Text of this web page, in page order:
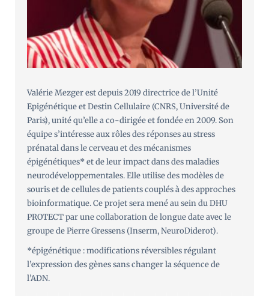
Valérie Mezger est depuis 2019 directrice de l’Unité
Epigénétique et Destin Cellulaire (CNRS, Université de
Paris), unité qu’elle a co-dirigée et fondée en 2009. Son
équipe s’intéresse aux rôles des réponses au stress
prénatal dans le cerveau et des mécanismes
épigénétiques* et de leur impact dans des maladies
neurodéveloppementales. Elle utilise des modèles de
souris et de cellules de patients couplés à des approches
bioinformatique. Ce projet sera mené au sein du DHU
PROTECT par une collaboration de longue date avec le
groupe de Pierre Gressens (Inserm, NeuroDiderot).
*épigénétique : modifications réversibles régulant
l’expression des gènes sans changer la séquence de
l’ADN.